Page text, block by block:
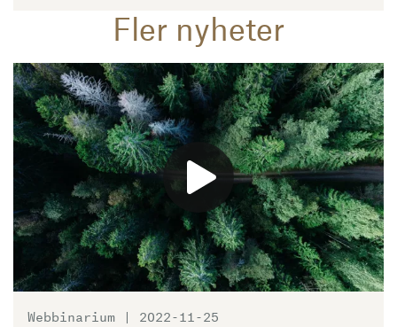
Fler nyheter
Webbinarium | 2022-11-25
Läs mer